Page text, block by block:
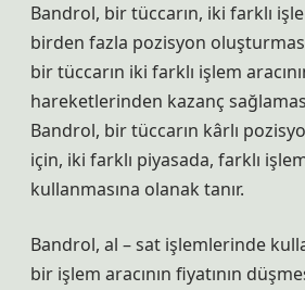
Bandrol, bir tüccarın, iki farklı
birden fazla pozisyon
bir tüccarın iki farklı işlem
hareketlerinden kazanç
Bandrol, bir tüccarın kârlı
için, iki farklı piyasada, farklı
kullanmasına olanak tanır.
Bandrol, al – sat işlemlerinde
bir işlem aracının fiyatının